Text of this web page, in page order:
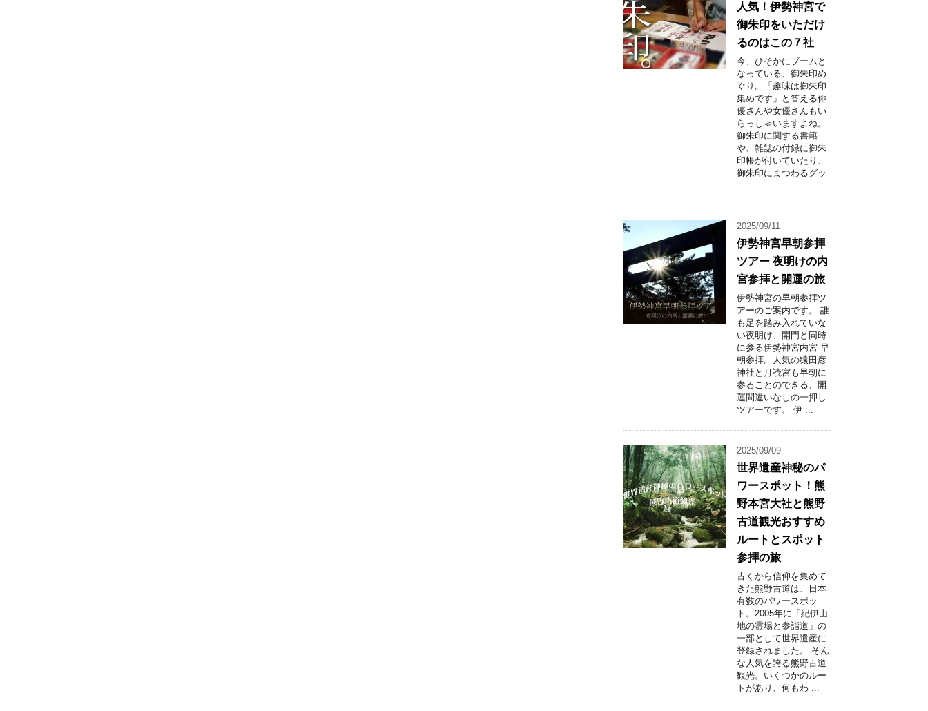
人気！伊勢神宮で
御朱印をいただけ
るのはこの７社
今、ひそかにブームと
なっている、御朱印め
ぐり。「趣味は御朱印
集めです」と答える俳
優さんや女優さんもい
らっしゃいますよね。
御朱印に関する書籍
や、雑誌の付録に御朱
印帳が付いていたり、
御朱印にまつわるグッ
...
2025/09/11
伊勢神宮早朝参拝
ツアー 夜明けの内
宮参拝と開運の旅
伊勢神宮の早朝参拝ツ
アーのご案内です。 誰
も足を踏み入れていな
い夜明け、開門と同時
に参る伊勢神宮内宮 早
朝参拝。人気の猿田彦
神社と月読宮も早朝に
参ることのできる、開
運間違いなしの一押し
ツアーです。 伊 ...
2025/09/09
世界遺産神秘のパ
ワースポット！熊
野本宮大社と熊野
古道観光おすすめ
ルートとスポット
参拝の旅
古くから信仰を集めて
きた熊野古道は、日本
有数のパワースポッ
ト。2005年に「紀伊山
地の霊場と参詣道」の
一部として世界遺産に
登録されました。 そん
な人気を誇る熊野古道
観光。いくつかのルー
トがあり、何もわ ...